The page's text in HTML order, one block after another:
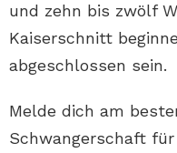
und zehn bis zwölf
Kaiserschnitt
abgeschlossen sein.
Melde dich am
Schwangerschaft